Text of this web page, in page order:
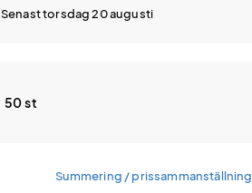
Senast torsdag 20 augusti
50 st
Summering / prissammanställning